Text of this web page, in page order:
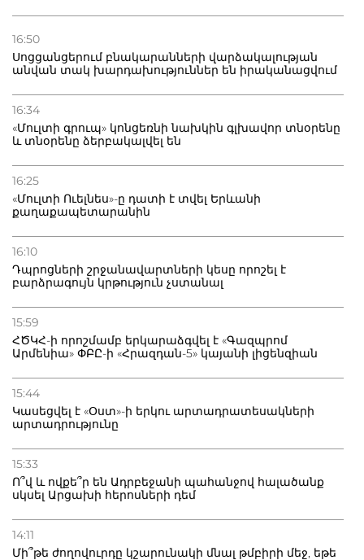
16:50
Սոցցանցերում բնակարանների վարձակալության
անվան տակ խարդախություններ են իրականացվում
16:34
«Մուլտի գրուպ» կոնցեռնի նախկին գլխավոր տնօրենը
և տնօրենը ձերբակալվել են
16:25
«Մուլտի Ուելնես»-ը դատի է տվել Երևանի
քաղաքապետարանին
16:10
Դպրոցների շրջանավարտների կեսը որոշել է
բարձրագույն կրթություն չստանալ
15:59
ՀԾԿՀ-ի որոշմամբ երկարաձգվել է «Գազպրոմ
Արմենիա» ՓԲԸ-ի «Հրազդան-5» կայանի լիցենզիան
15:44
Կասեցվել է «Օստ»-ի երկու արտադրատեսակների
արտադրությունը
15:33
Ո՞վ և ովքե՞ր են Ադրբեջանի պահանջով հալածանք
սկսել Արցախի հերոսների դեմ
14:11
Մի՞թե ժողովուրդը կշարունակի մնալ թմբիրի մեջ, եթե